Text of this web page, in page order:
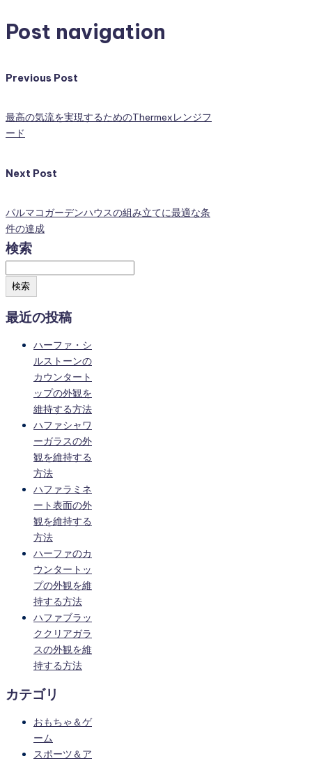
Post navigation
Previous Post
最高の気流を実現するためのThermexレンジフ
ード
Next Post
パルマコガーデンハウスの組み立てに最適な条
件の達成
検索
検索
最近の投稿
ハーファ・シ
ルストーンの
カウンタート
ップの外観を
維持する方法
ハファシャワ
ーガラスの外
観を維持する
方法
ハファラミネ
ート表面の外
観を維持する
方法
ハーファのカ
ウンタートッ
プの外観を維
持する方法
ハファブラッ
ククリアガラ
スの外観を維
持する方法
カテゴリ
おもちゃ＆ゲ
ーム
スポーツ＆ア